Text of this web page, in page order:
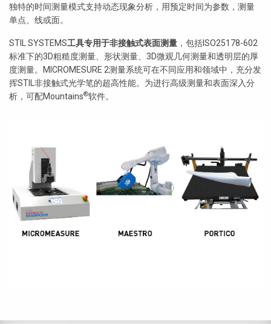
独特的时间测量模式支持动态现象分析，用预定时间为参数，测量
单点、线或面。
STIL SYSTEMS工具专用于非接触式表面测量 ，包括ISO25178-602
标准下的3D粗糙度测量、形状测量、3D微观几何测量和透明层的厚
度测量。MICROMESURE 2测量系统可在不同应用和领域中，充分发
挥STIL非接触式光学笔的超高性能。为进行高级测量和表面深入分
析，可配Mountains®软件。